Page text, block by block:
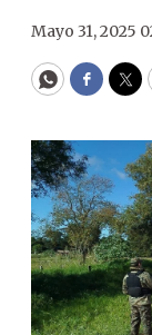
Mayo 31, 2025
WhatsApp